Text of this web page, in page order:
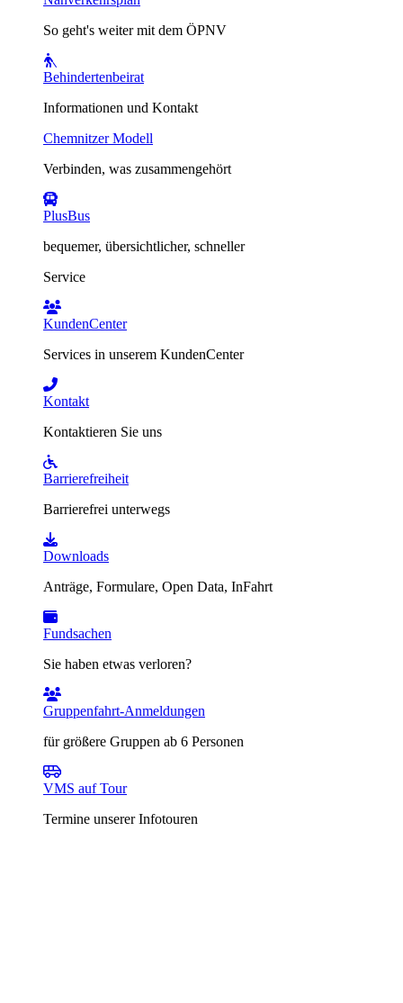
So geht's weiter mit dem ÖPNV
Behindertenbeirat
Informationen und Kontakt
Chemnitzer Modell
Verbinden, was zusammengehört
PlusBus
bequemer, übersichtlicher, schneller
Service
KundenCenter
Services in unserem KundenCenter
Kontakt
Kontaktieren Sie uns
Barrierefreiheit
Barrierefrei unterwegs
Downloads
Anträge, Formulare, Open Data, InFahrt
Fundsachen
Sie haben etwas verloren?
Gruppenfahrt-Anmeldungen
für größere Gruppen ab 6 Personen
VMS auf Tour
Termine unserer Infotouren